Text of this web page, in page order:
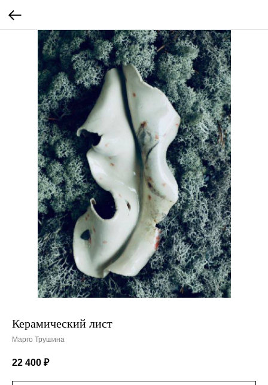
Керамический лист
Марго Трушина
22 400 ₽